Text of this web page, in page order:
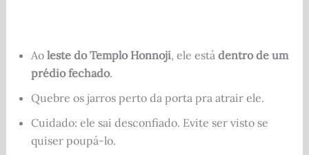
Ao leste do Templo Honnoji, ele está dentro de um
prédio fechado.
Quebre os jarros perto da porta pra atrair ele.
Cuidado: ele sai desconfiado. Evite ser visto se
quiser poupá-lo.